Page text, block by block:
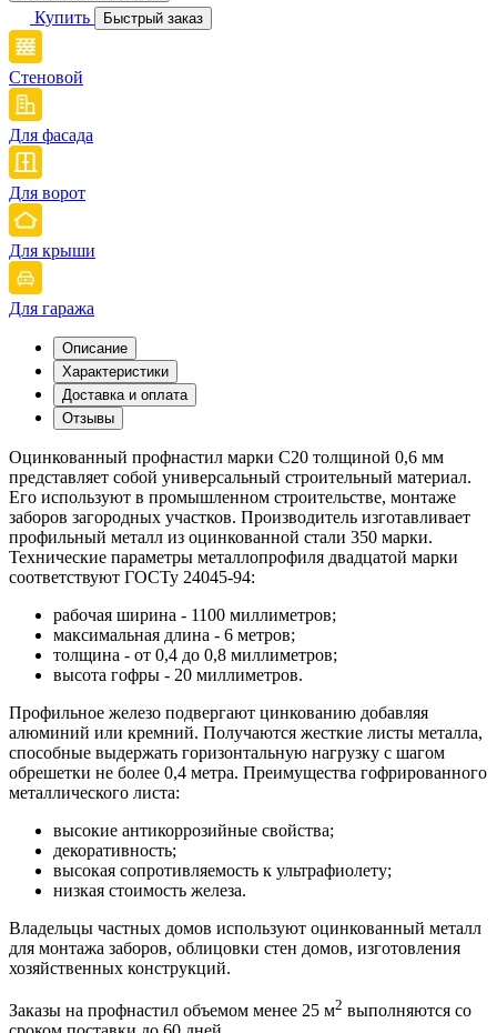
Купить Быстрый заказ
Стеновой
Для фасада
Для ворот
Для крыши
Для гаража
Описание
Характеристики
Доставка и оплата
Отзывы
Оцинкованный профнастил марки С20 толщиной 0,6 мм
представляет собой универсальный строительный материал.
Его используют в промышленном строительстве, монтаже
заборов загородных участков. Производитель изготавливает
профильный металл из оцинкованной стали 350 марки.
Технические параметры металлопрофиля двадцатой марки
соответствуют ГОСТу 24045-94:
рабочая ширина - 1100 миллиметров;
максимальная длина - 6 метров;
толщина - от 0,4 до 0,8 миллиметров;
высота гофры - 20 миллиметров.
Профильное железо подвергают цинкованию добавляя
алюминий или кремний. Получаются жесткие листы металла,
способные выдержать горизонтальную нагрузку с шагом
обрешетки не более 0,4 метра. Преимущества гофрированного
металлического листа:
высокие антикоррозийные свойства;
декоративность;
высокая сопротивляемость к ультрафиолету;
низкая стоимость железа.
Владельцы частных домов используют оцинкованный металл
для монтажа заборов, облицовки стен домов, изготовления
хозяйственных конструкций.
Заказы на профнастил объемом менее 25 м2 выполняются со